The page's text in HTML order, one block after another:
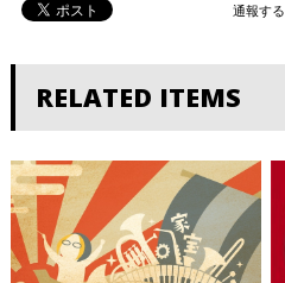
通報する
RELATED ITEMS